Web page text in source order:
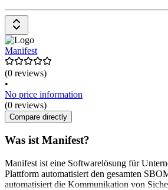
Manifest
(0 reviews)
•
No price information
(0 reviews)
Compare directly
Was ist Manifest?
Manifest ist eine Softwarelösung für
Plattform automatisiert den gesamten
automatisiert die Kommunikation von